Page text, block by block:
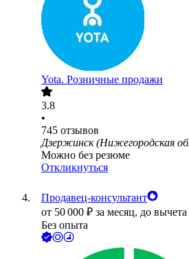
Yota. Розничные продажи
3.8
•
745 отзывов
Дзержинск (Нижегородская
Можно без резюме
Откликнуться
Продавец-консультант
от 50 000 ₽ за месяц, до
Без опыта